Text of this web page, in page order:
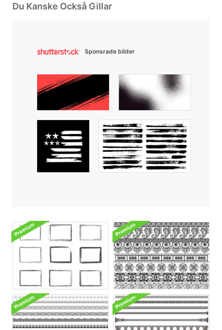
Du Kanske Också Gillar
Sponsrade bilder